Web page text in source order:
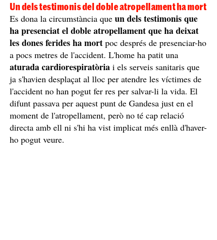
Un dels testimonis del doble atropellament ha mort
Es dona la circumstància que un dels testimonis que
ha presenciat el doble atropellament que ha deixat
les dones ferides ha mort poc després de presenciar-ho
a pocs metres de l'accident. L'home ha patit una
aturada cardiorespiratòria i els serveis sanitaris que
ja s'havien desplaçat al lloc per atendre les víctimes de
l'accident no han pogut fer res per salvar-li la vida. El
difunt passava per aquest punt de Gandesa just en el
moment de l'atropellament, però no té cap relació
directa amb ell ni s'hi ha vist implicat més enllà d'haver-
ho pogut veure.